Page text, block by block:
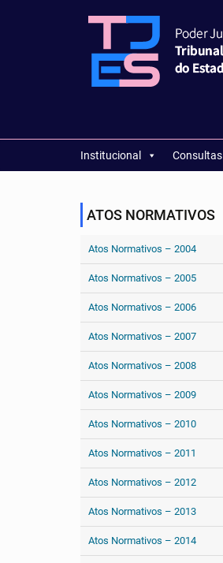
Institucional Consultas
ATOS NORMATIVOS
Atos Normativos – 2004
Atos Normativos – 2005
Atos Normativos – 2006
Atos Normativos – 2007
Atos Normativos – 2008
Atos Normativos – 2009
Atos Normativos – 2010
Atos Normativos – 2011
Atos Normativos – 2012
Atos Normativos – 2013
Atos Normativos – 2014